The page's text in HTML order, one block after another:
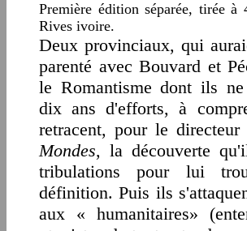
Première édition séparée, tirée
Rives ivoire.
Deux provinciaux, qui
parenté avec Bouvard et
le Romantisme dont ils
dix ans d'efforts, à
retracent, pour le
Mondes, la découverte
tribulations pour lui
définition. Puis ils
aux « humanitaires»